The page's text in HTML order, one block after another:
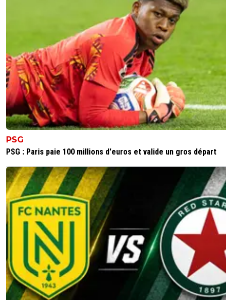
PSG
PSG : Paris paie 100 millions d'euros et valide un gros départ